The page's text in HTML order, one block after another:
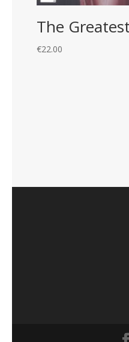
The Greatest
€22.00